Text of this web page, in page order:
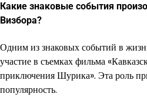
Какие знаковые события
Визбора?
Одним из знаковых событий в
участие в съемках фильма
приключения Шурика». Эта роль
популярность.